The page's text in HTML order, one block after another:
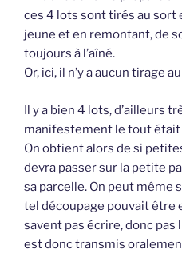
ces 4 lots sont tirés au sort
jeune et en remontant, de
toujours à l’aîné.
Or, ici, il n’y a aucun tirage
Il y a bien 4 lots, d’ailleurs
manifestement le tout
On obtient alors de si
devra passer sur la petite
sa parcelle. On peut même
tel découpage pouvait être
savent pas écrire, donc pas
est donc transmis